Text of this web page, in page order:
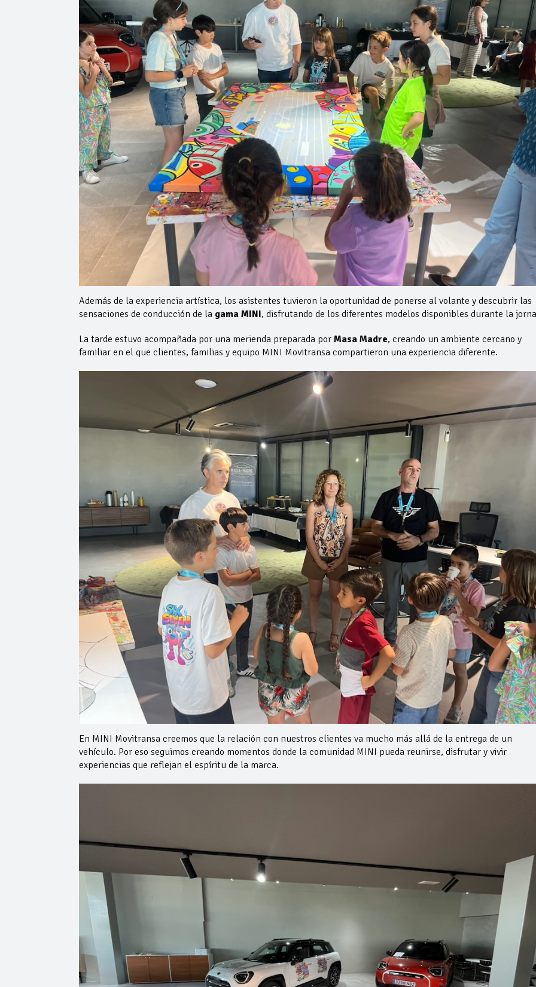
Además de la experiencia artística, los asistentes tuvieron la oportunidad de ponerse al volante y descubrir las
sensaciones de conducción de la gama MINI, disfrutando de los diferentes modelos disponibles durante la
La tarde estuvo acompañada por una merienda preparada por Masa Madre, creando un ambiente cercano y
familiar en el que clientes, familias y equipo MINI Movitransa compartieron una experiencia diferente.
En MINI Movitransa creemos que la relación con nuestros clientes va mucho más allá de la entrega de un
vehículo. Por eso seguimos creando momentos donde la comunidad MINI pueda reunirse, disfrutar y vivir
experiencias que reflejan el espíritu de la marca.